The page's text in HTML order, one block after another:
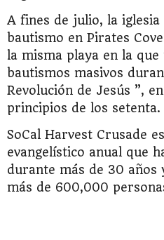
A fines de julio, la
bautismo en Pirates
la misma playa en la
bautismos masivos
Revolución de Jesús ”,
principios de los setenta.
SoCal Harvest Crusade
evangelístico anual que
durante más de 30 años
más de 600,000